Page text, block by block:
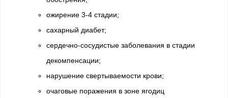
ожирение 3-4 стадии;
сахарный диабет;
сердечно-сосудистые заболевания в стадии
декомпенсации;
нарушение свертываемости крови;
очаговые поражения в зоне ягодиц